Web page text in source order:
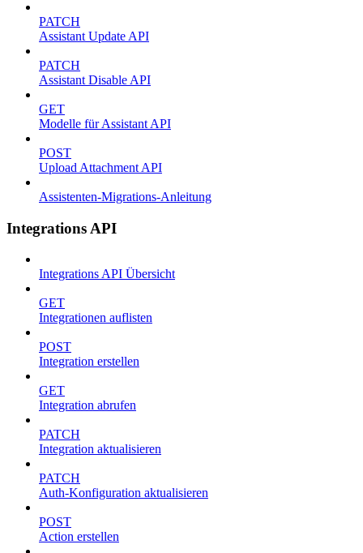
PATCH
Assistant Update API
PATCH
Assistant Disable API
GET
Modelle für Assistant API
POST
Upload Attachment API
Assistenten-Migrations-Anleitung
Integrations API
Integrations API Übersicht
GET
Integrationen auflisten
POST
Integration erstellen
GET
Integration abrufen
PATCH
Integration aktualisieren
PATCH
Auth-Konfiguration aktualisieren
POST
Action erstellen